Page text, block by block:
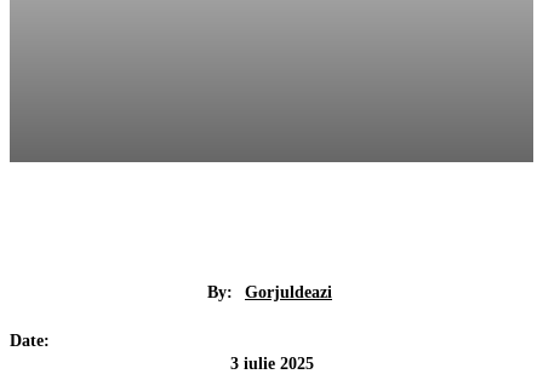
By: Gorjuldeazi
Date:
3 iulie 2025